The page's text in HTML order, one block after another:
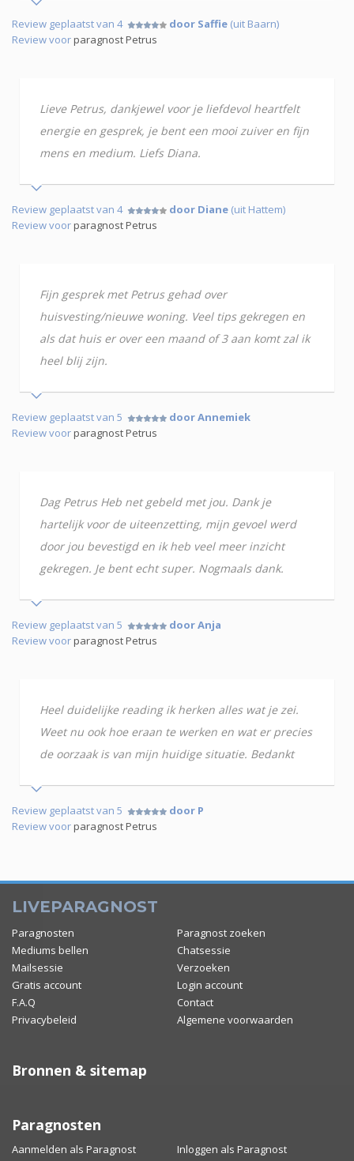
Review geplaatst van 4 door Saffie (uit Baarn)
Review voorparagnost Petrus
Lieve Petrus, dankjewel voor je liefdevol heartfelt
energie en gesprek, je bent een mooi zuiver en fijn
mens en medium. Liefs Diana.
Review geplaatst van 4 door Diane (uit Hattem)
Review voorparagnost Petrus
Fijn gesprek met Petrus gehad over
huisvesting/nieuwe woning. Veel tips gekregen en
als dat huis er over een maand of 3 aan komt zal ik
heel blij zijn.
Review geplaatst van 5
door Annemiek
Review voorparagnost Petrus
Dag Petrus Heb net gebeld met jou. Dank je
hartelijk voor de uiteenzetting, mijn gevoel werd
door jou bevestigd en ik heb veel meer inzicht
gekregen. Je bent echt super. Nogmaals dank.
Review geplaatst van 5
door Anja
Review voorparagnost Petrus
Heel duidelijke reading ik herken alles wat je zei.
Weet nu ook hoe eraan te werken en wat er precies
de oorzaak is van mijn huidige situatie. Bedankt
Review geplaatst van 5
door P
Review voorparagnost Petrus
LIVEPARAGNOST
Paragnosten
Paragnost zoeken
Mediums bellen
Chatsessie
Mailsessie
Verzoeken
Gratis account
Login account
F.A.Q
Contact
Privacybeleid
Algemene voorwaarden
Bronnen & sitemap
Paragnosten
Aanmelden als Paragnost Inloggen als Paragnost